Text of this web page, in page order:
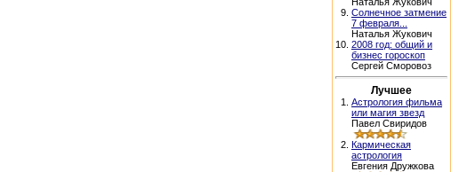
9. Солнечное затмение
7 февраля...
Наталья Жукович
10. 2008 год: общий и
бизнес гороскоп
Сергей Сморовоз
Лучшее
1. Астрология фильма
или магия звезд
Павел Свиридов
2. Кармическая
астрология
Евгения Дружкова